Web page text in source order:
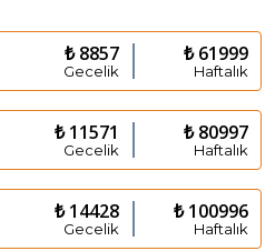
₺ 8857
Gecelik
₺ 61999
Haftalık
₺ 11571
Gecelik
₺ 80997
Haftalık
₺ 14428
Gecelik
₺ 100996
Haftalık